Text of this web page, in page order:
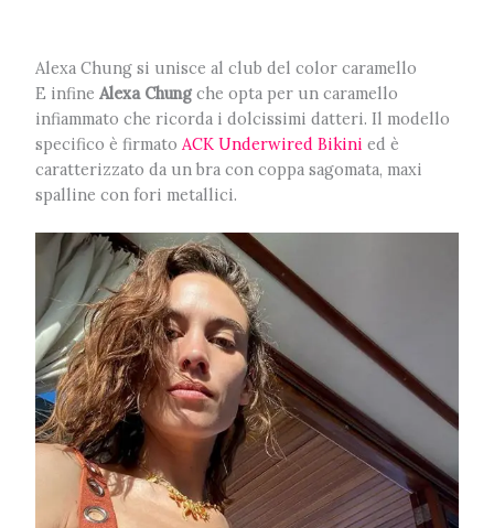
Alexa Chung si unisce al club del color caramello
E infine Alexa Chungche opta per un caramello
infiammato che ricorda i dolcissimi datteri. Il modello
specifico è firmato ACK Underwired Bikini ed è
caratterizzato da un bra con coppa sagomata, maxi
spalline con fori metallici.